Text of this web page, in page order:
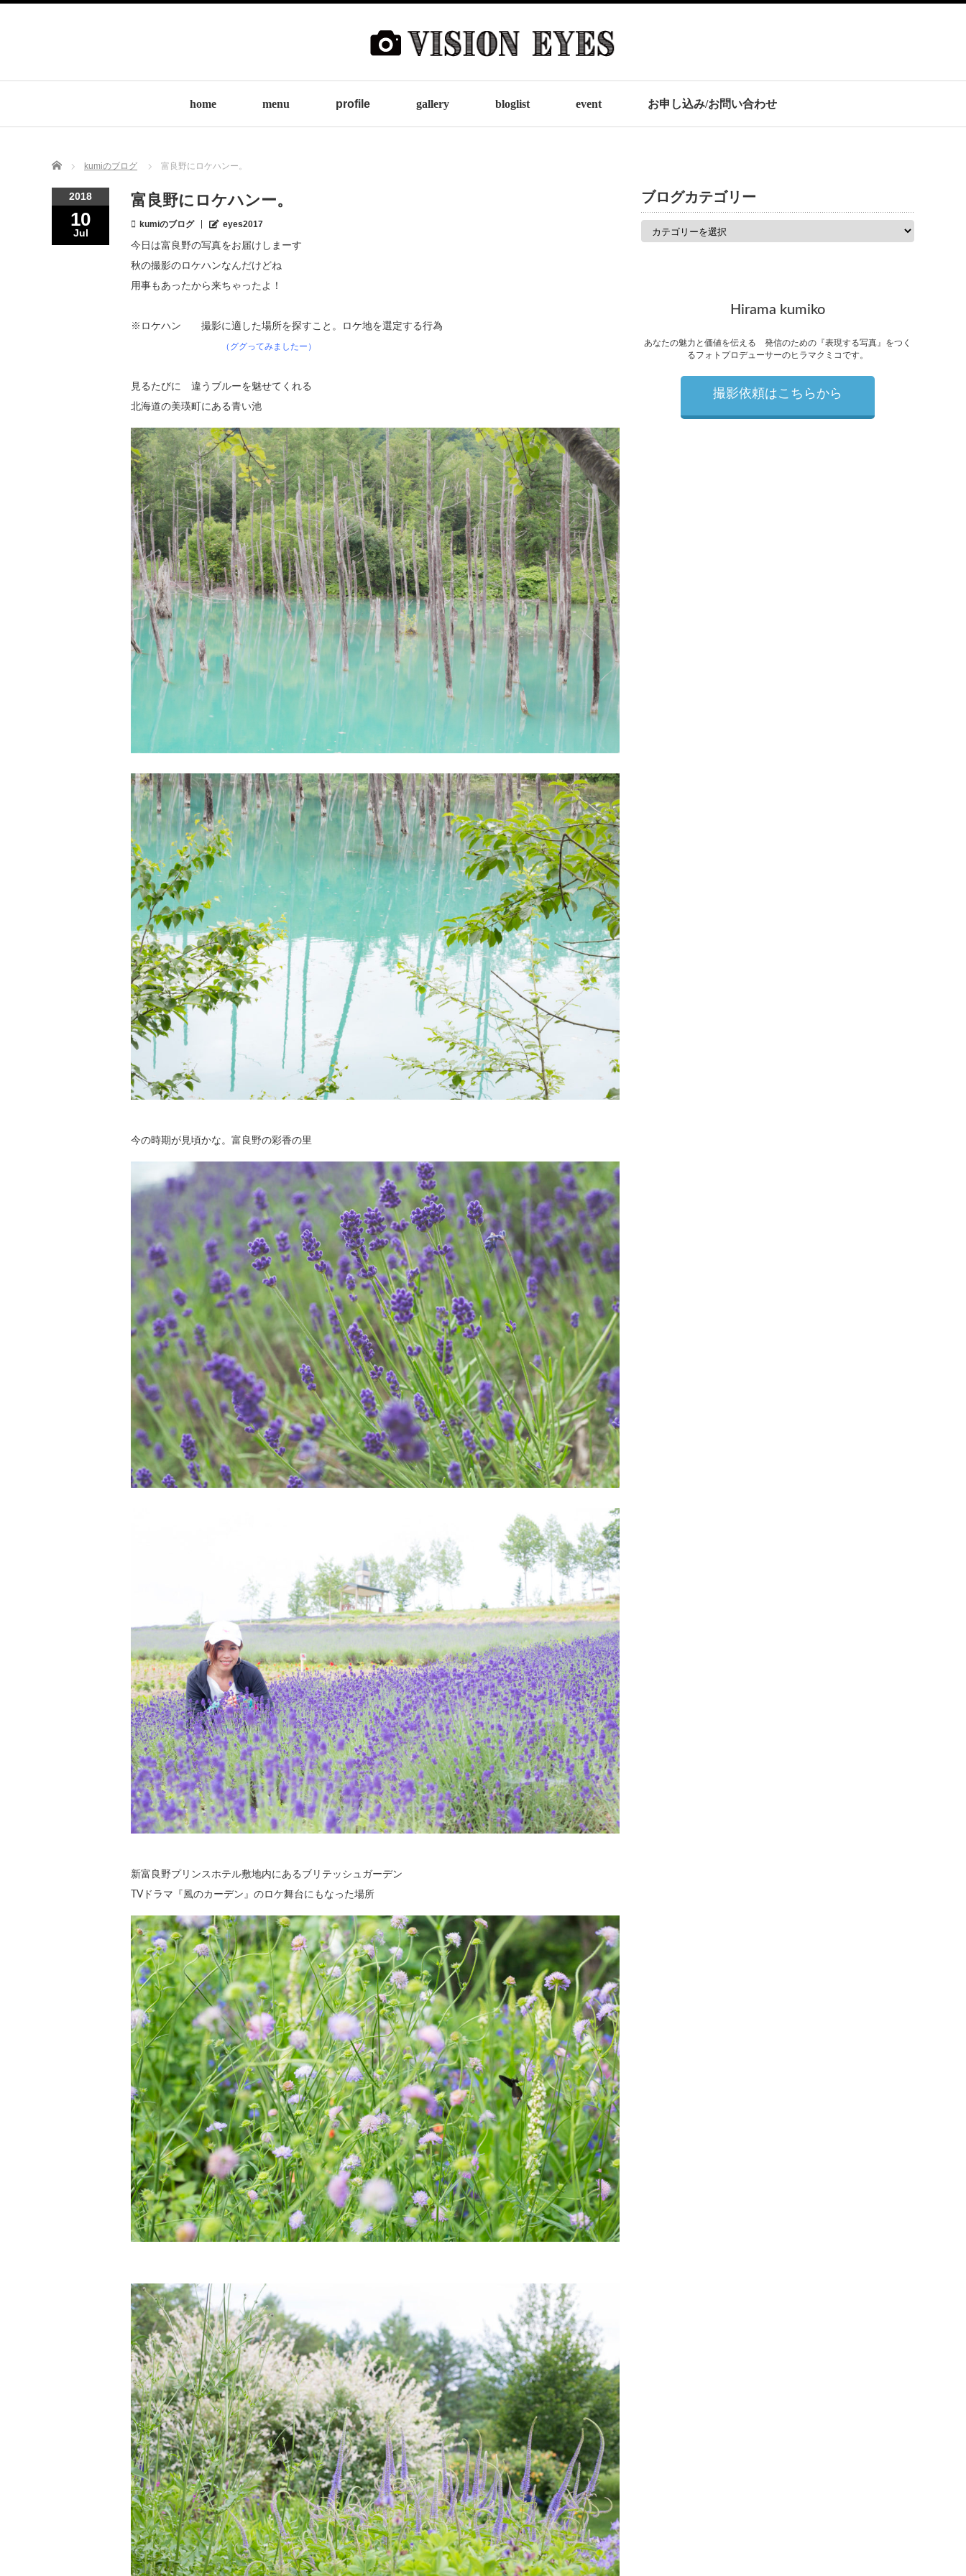
home menu profile gallery bloglist event お申し込み/お問い合わせ
Home kumiのブログ 富良野にロケハンー。
2018
10
Jul
富良野にロケハンー。
kumiのブログ eyes2017
今日は富良野の写真をお届けしまーす
秋の撮影のロケハンなんだけどね
用事もあったから来ちゃったよ！
※ロケハン 撮影に適した場所を探すこと。ロケ地を選定する行為
（ググってみましたー）
見るたびに 違うブルーを魅せてくれる
北海道の美瑛町にある青い池
今の時期が見頃かな。富良野の彩香の里
新富良野プリンスホテル敷地内にあるブリテッシュガーデン
TVドラマ『風のカーデン』のロケ舞台にもなった場所
ブログカテゴリー
Hirama kumiko
あなたの魅力と価値を伝える 発信のための『表現する写真』をつく
るフォトプロデューサーのヒラマクミコです。
撮影依頼はこちらから